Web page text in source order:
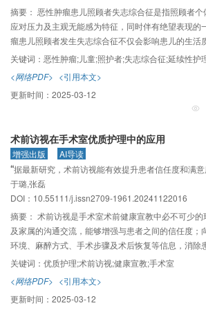
摘要： 恶性肿瘤患儿照顾者失志综合征是指照顾者
应对压力及主观无能感为特征，同时伴有绝望表现的
瘤患儿照顾者发生失志综合征不仅会影响患儿的生活
响自身的身心健康。基于现代优质护理服务理念以及“
性肿瘤患儿照护者失志综合征的相关研究具有积极
维为依托，总结恶性肿瘤患儿照护者失志综合征的前
以期提高临床医护人员对该疾病的认知，以及为制定
关键词： 恶性肿瘤;儿童;照护者;失志综合征;延续性护
<网络PDF> <引用本文>
更新时间： 2025-03-12
术前访视在手术室优质护理中的应用
增强出版 AI导读
“据最新研究，术前访视能有效提升患者信任度和满
于璐,张磊
DOI：10.55111/j.issn2709-1961.20241122016
摘要： 术前访视是手术室术前健康宣教中必不可少
及家属的沟通交流，能够增强与患者之间的信任度；
环境、麻醉方式、手术步骤及术后恢复等信息，消除
集患者病史资料，检查身体情况，评估患者心理状况
满意度；尽量解答患者及家属的与手术相关的疑问
康宣教内容，提升患者满意度。术前访视拓展了手术
术室优质护理服务的重要体现。本研究从术前访视目
关键词： 优质护理;术前访视;健康宣教;手术室
<网络PDF> <引用本文>
更新时间： 2025-03-12